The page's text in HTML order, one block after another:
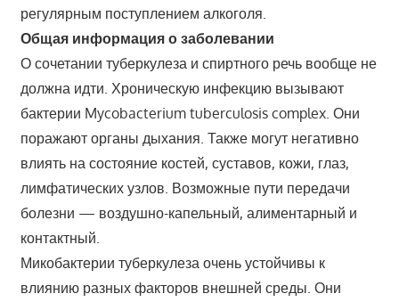
регулярным поступлением алкоголя.
Общая информация о заболевании
О сочетании туберкулеза и спиртного речь вообще не
должна идти. Хроническую инфекцию вызывают
бактерии Mycobacterium tuberculosis complex. Они
поражают органы дыхания. Также могут негативно
влиять на состояние костей, суставов, кожи, глаз,
лимфатических узлов. Возможные пути передачи
болезни — воздушно-капельный, алиментарный и
контактный.
Микобактерии туберкулеза очень устойчивы к
влиянию разных факторов внешней среды. Они